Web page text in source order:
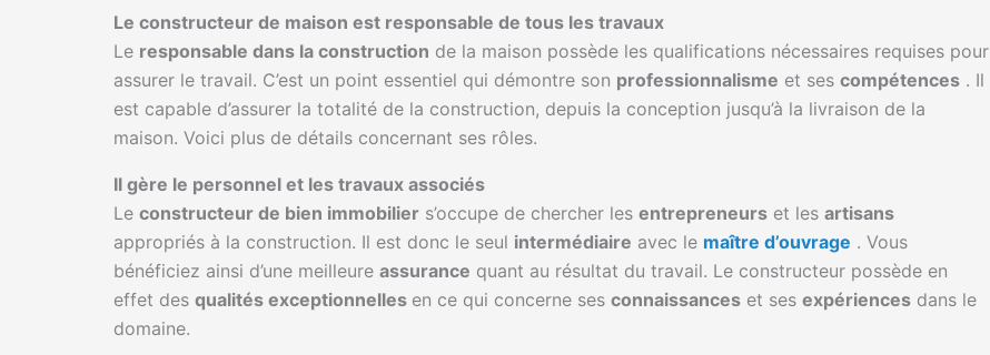
Le constructeur de maison est responsable de tous les travaux
Le responsable dans la construction de la maison possède les qualifications nécessaires requises pour
assurer le travail. C’est un point essentiel qui démontre son professionnalisme et ses compétences . Il
est capable d’assurer la totalité de la construction, depuis la conception jusqu’à la livraison de la
maison. Voici plus de détails concernant ses rôles.
Il gère le personnel et les travaux associés
Le constructeur de bien immobilier s’occupe de chercher les entrepreneurs et les artisans
appropriés à la construction. Il est donc le seul intermédiaire avec le maître d’ouvrage . Vous
bénéficiez ainsi d’une meilleure assurance quant au résultat du travail. Le constructeur possède en
effet des qualités exceptionnelles en ce qui concerne ses connaissances et ses expériences dans le
domaine.